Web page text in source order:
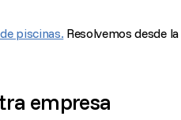
piscinas. Resolvemos desde la
empresa